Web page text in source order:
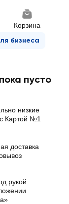
Корзина
бизнеса
пусто
низкие
Картой №1
доставка
рукой